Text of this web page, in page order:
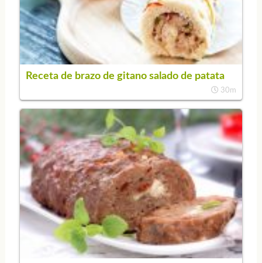
Receta de brazo de gitano salado de patata
30m